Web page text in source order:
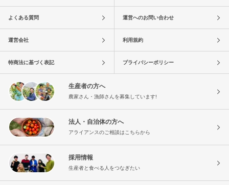
よくある質問 運営へのお問い合わせ
運営会社 利用規約
特商法に基づく表記 プライバシーポリシー
生産者の方へ
農家さん・漁師さんを募集しています!
法人・自治体の方へ
アライアンスのご相談はこちらから
採用情報
生産者と食べる人をつなぎたい